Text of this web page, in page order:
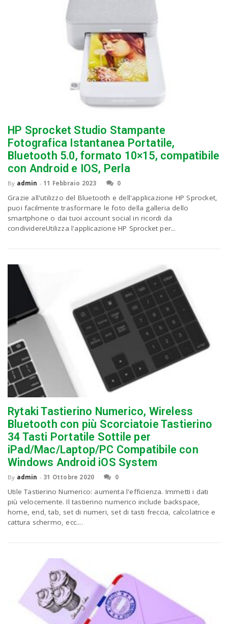
HP Sprocket Studio Stampante
Fotografica Istantanea Portatile,
Bluetooth 5.0, formato 10×15, compatibile
con Android e IOS, Perla
By admin - 11 Febbraio 2023 0
Grazie all'utilizzo del Bluetooth e dell'applicazione HP Sprocket,
puoi facilmente trasformare le foto della galleria dello
smartphone o dai tuoi account social in ricordi da
condividereUtilizza l'applicazione HP Sprocket per...
Rytaki Tastierino Numerico, Wireless
Bluetooth con più Scorciatoie Tastierino
34 Tasti Portatile Sottile per
iPad/Mac/Laptop/PC Compatibile con
Windows Android iOS System
By admin - 31 Ottobre 2020 0
Utile Tastierino Numerico: aumenta l'efficienza. Immetti i dati
più velocemente. Il tastierino numerico include backspace,
home, end, tab, set di numeri, set di tasti freccia, calcolatrice e
cattura schermo, ecc....